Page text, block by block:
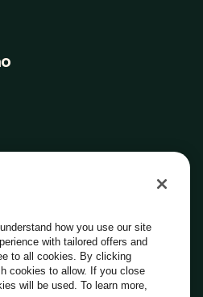
Italiano
how you use our site
with tailored offers and
to all cookies. By clicking
cookies to allow. If you close
will be used. To learn more,